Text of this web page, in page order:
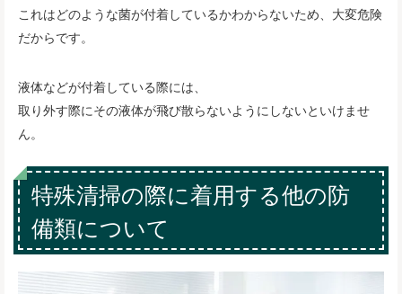
これはどのような菌が付着しているかわからないため、大変危険
だからです。
液体などが付着している際には、
取り外す際にその液体が飛び散らないようにしないといけませ
ん。
特殊清掃の際に着用する他の防
備類について